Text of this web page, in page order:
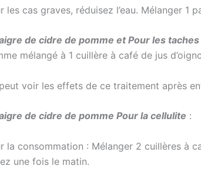
les cas graves, réduisez l’eau. Mélanger 1
de cidre de pomme et Pour les
mélangé à 1 cuillère à café de jus
voir les effets de ce traitement après
de cidre de pomme Pour la cellulite :
la consommation : Mélanger 2 cuillères à
une fois le matin.